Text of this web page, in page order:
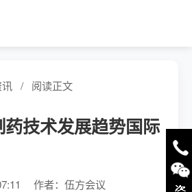
/ 阅读正文
技术发展趋势国际
作者：伍方会议